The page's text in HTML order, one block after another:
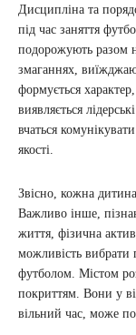
Дисципліна та
під час заняття
подорожують разом
змаганнях,
формується
виявляється
вчаться
якості.
Звісно, кожна
Важливо інше,
життя, фізична
можливість вибрати
футболом. Містом
покриттям. Вони у
вільний час, може